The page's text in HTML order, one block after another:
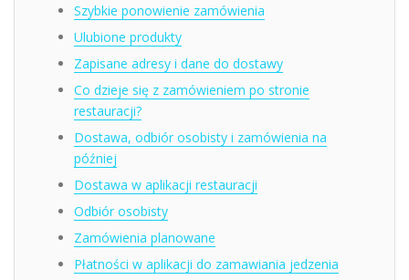
Szybkie ponowienie zamówienia
Ulubione produkty
Zapisane adresy i dane do dostawy
Co dzieje się z zamówieniem po stronie
restauracji?
Dostawa, odbiór osobisty i zamówienia na
później
Dostawa w aplikacji restauracji
Odbiór osobisty
Zamówienia planowane
Płatności w aplikacji do zamawiania jedzenia